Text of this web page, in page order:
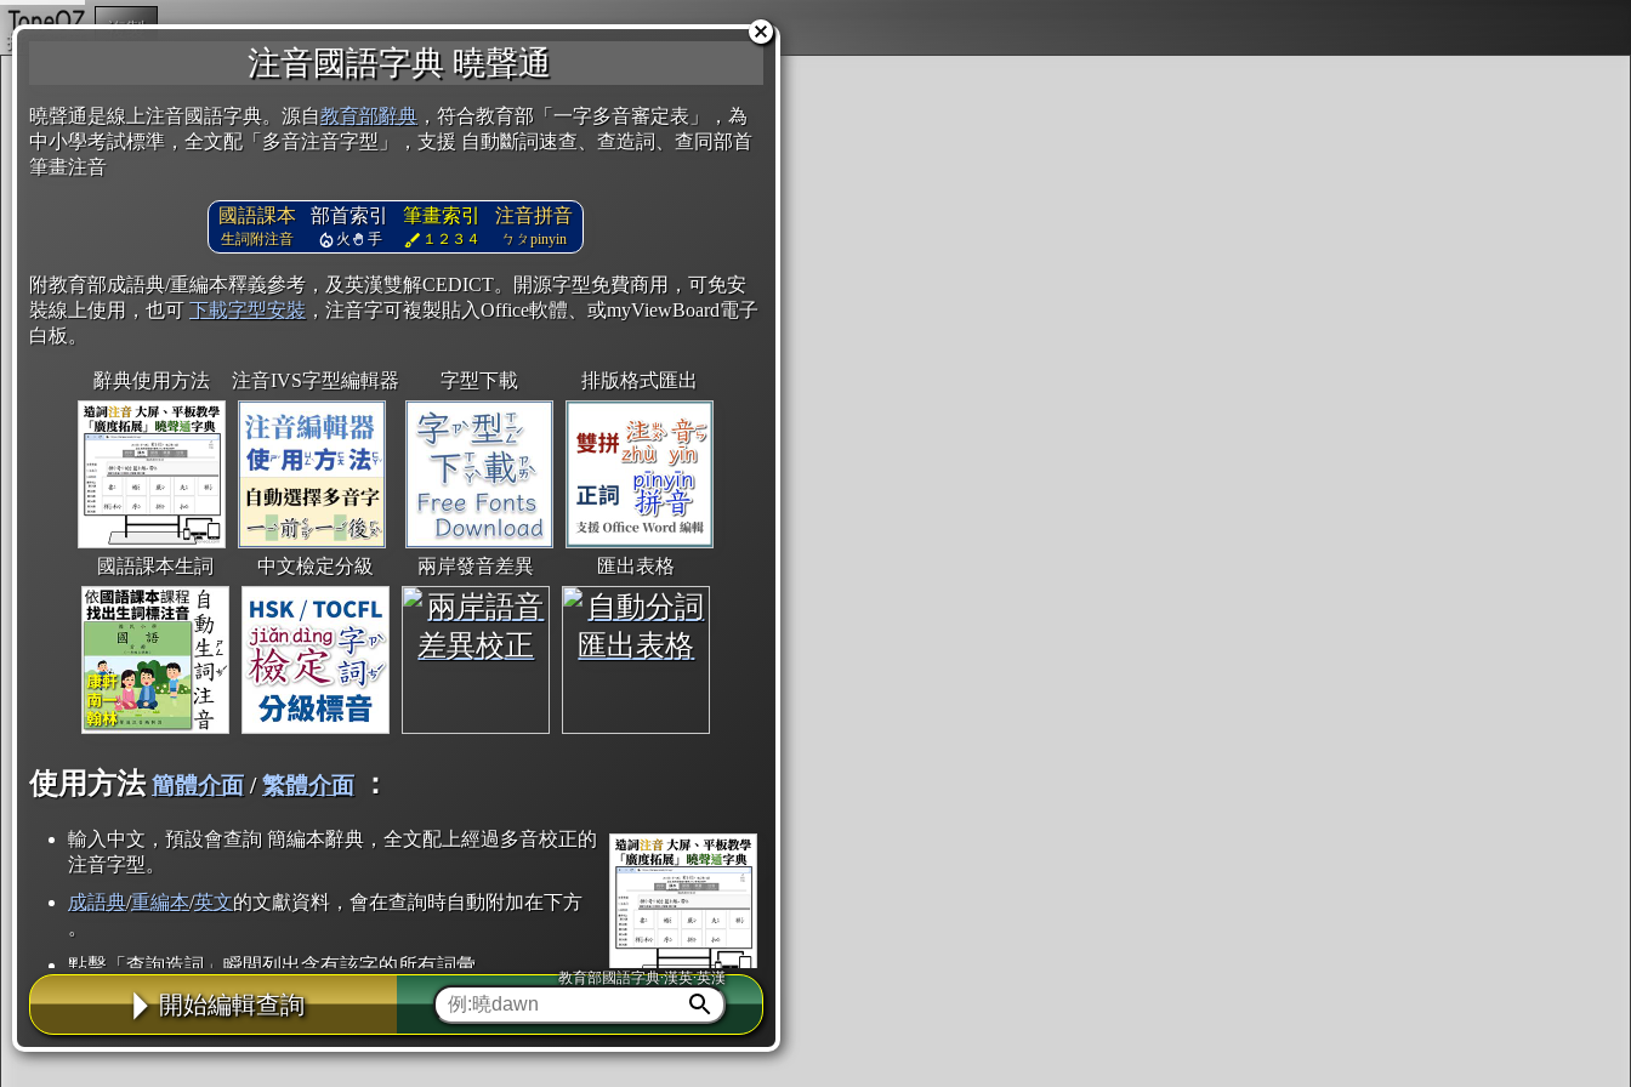
注音國語字典 曉聲通
曉聲通是線上注音國語字典。源自教育部辭典 ，符合教育部「一字多音審定表」，為
中小學考試標準，全文配「多音注音字型」，支援 自動斷詞速查、查造詞、查同部首
筆畫注音
國語課本
生詞附注音
部首索引
火 手
筆畫索引
１２３４
注音拼音
ㄅㄆpinyin
附教育部成語典/重編本釋義參考，及英漢雙解CEDICT。開源字型免費商用，可免安
裝線上使用，也可 下載字型安裝 ，注音字可複製貼入Office軟體、或myViewBoard電子
白板。
辭典使用方法 注音IVS字型編輯器 字型下載 排版格式匯出
國語課本生詞 中文檢定分級 兩岸發音差異 匯出表格
使用方法 簡體介面/繁體介面 ：
輸入中文，預設會查詢 簡編本辭典，全文配上經過多音校正的
注音字型。
成語典/重編本/英文的文獻資料，會在查詢時自動附加在下方
。
點擊「查詢造詞」瞬間列出含有該字的所有詞彙。
點「部首」瞬間列出所有「同部首字」。也支援查詢「同注音」或「同筆畫」。
辭典解釋的全文都經過自動斷詞，點擊便可瞬間「連續查詢」此字詞的解釋，不
用手動重複輸入。
開始編輯查詢
教育部國語字典·漢英·英漢
複製